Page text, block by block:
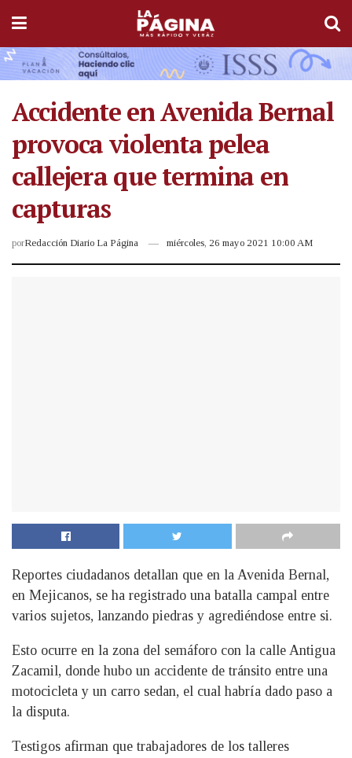
Accidente en Avenida Bernal
provoca violenta pelea
callejera que termina en
capturas
porRedacción Diario La Página miércoles, 26 mayo 2021 10:00 AM
Reportes ciudadanos detallan que en la Avenida Bernal,
en Mejicanos, se ha registrado una batalla campal entre
varios sujetos, lanzando piedras y agrediéndose entre si.
Esto ocurre en la zona del semáforo con la calle Antigua
Zacamil, donde hubo un accidente de tránsito entre una
motocicleta y un carro sedan, el cual habría dado paso a
la disputa.
Testigos afirman que trabajadores de los talleres